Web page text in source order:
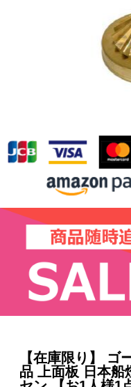
【在庫限り】 ゴ
品 上面板 日本船